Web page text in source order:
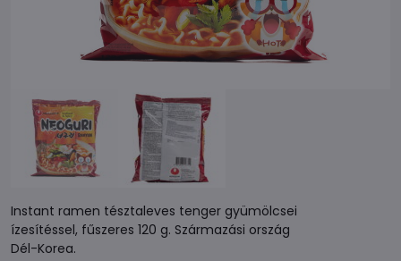
Instant ramen tésztaleves tenger gyümölcsei
ízesítéssel, fűszeres 120 g. Származási ország
Dél-Korea.